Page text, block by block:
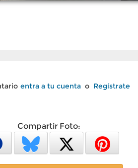
entra a tu cuenta o Regístrate
Compartir Foto: